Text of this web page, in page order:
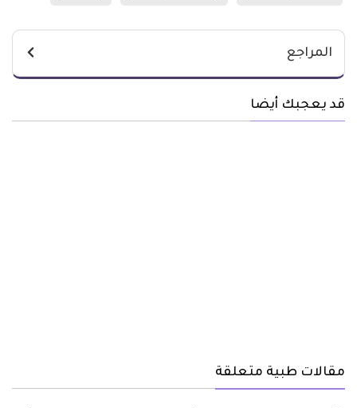
المراجع
قد يعجبك أيضا
مقالات طبية متعلقة